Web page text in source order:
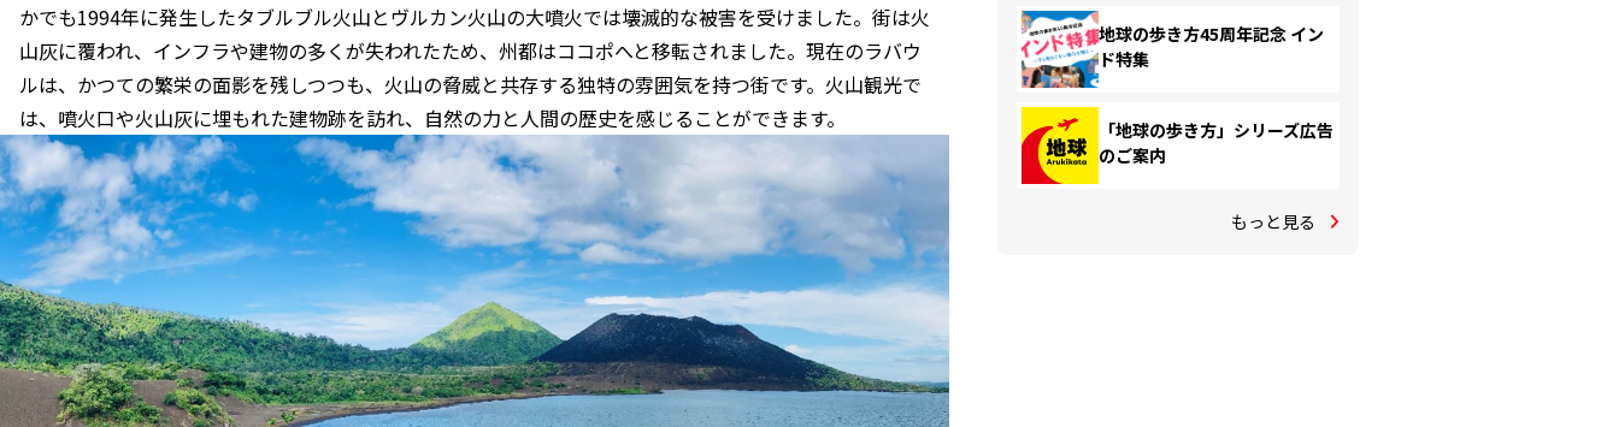
かでも1994年に発生したタブルブル火山とヴルカン火山の大噴火では壊滅的な被害を受けました。街は火
山灰に覆われ、インフラや建物の多くが失われたため、州都はココポへと移転されました。現在のラバウ
ルは、かつての繁栄の面影を残しつつも、火山の脅威と共存する独特の雰囲気を持つ街です。火山観光で
は、噴火口や火山灰に埋もれた建物跡を訪れ、自然の力と人間の歴史を感じることができます。
地球の歩き方45周年記念 イン
ド特集
「地球の歩き方」シリーズ広告
のご案内
もっと見る